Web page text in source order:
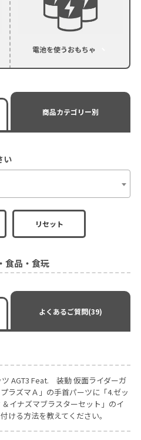
電池を使うおもちゃ
商品カテゴリー別
い
リセット
食品・食玩
よくあるご質問(39)
ツ AGT3 Feat. 装動 仮面ライダーガ
ラズマＡ」の手首パーツに「4.ゼッ
イナズマブラスターセット」のイ
ける方法を教えてください。